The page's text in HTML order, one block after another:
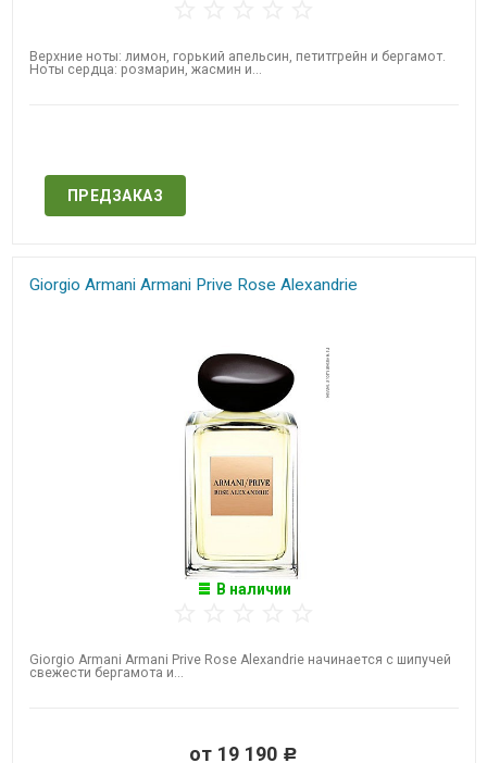
Верхние ноты: лимон, горький апельсин, петитгрейн и бергамот.
Ноты сердца: розмарин, жасмин и...
ПРЕДЗАКАЗ
Giorgio Armani Armani Prive Rose Alexandrie
В наличии
Giorgio Armani Armani Prive Rose Alexandrie начинается с шипучей
свежести бергамота и...
от 19 190 Р